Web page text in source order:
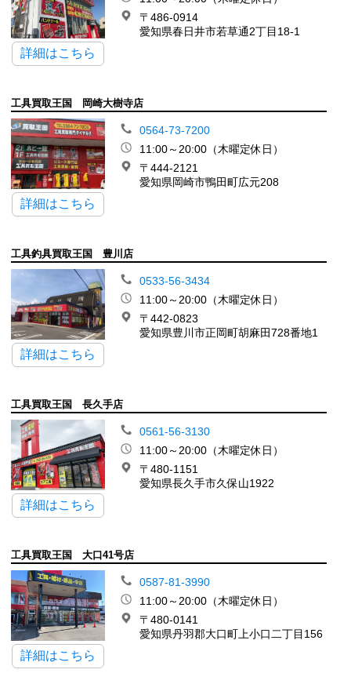
詳細はこちら
〒486-0914
愛知県春日井市若草通2丁目18-1
工具買取王国 岡崎大樹寺店
詳細はこちら
0564-73-7200
11:00～20:00（木曜定休日）
〒444-2121
愛知県岡崎市鴨田町広元208
工具釣具買取王国 豊川店
詳細はこちら
0533-56-3434
11:00～20:00（木曜定休日）
〒442-0823
愛知県豊川市正岡町胡麻田728番地1
工具買取王国 長久手店
詳細はこちら
0561-56-3130
11:00～20:00（木曜定休日）
〒480-1151
愛知県長久手市久保山1922
工具買取王国 大口41号店
詳細はこちら
0587-81-3990
11:00～20:00（木曜定休日）
〒480-0141
愛知県丹羽郡大口町上小口二丁目156